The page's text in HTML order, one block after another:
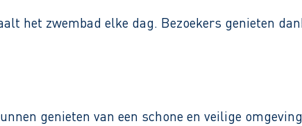
het zwembad elke dag. Bezoekers genieten
genieten van een schone en veilige